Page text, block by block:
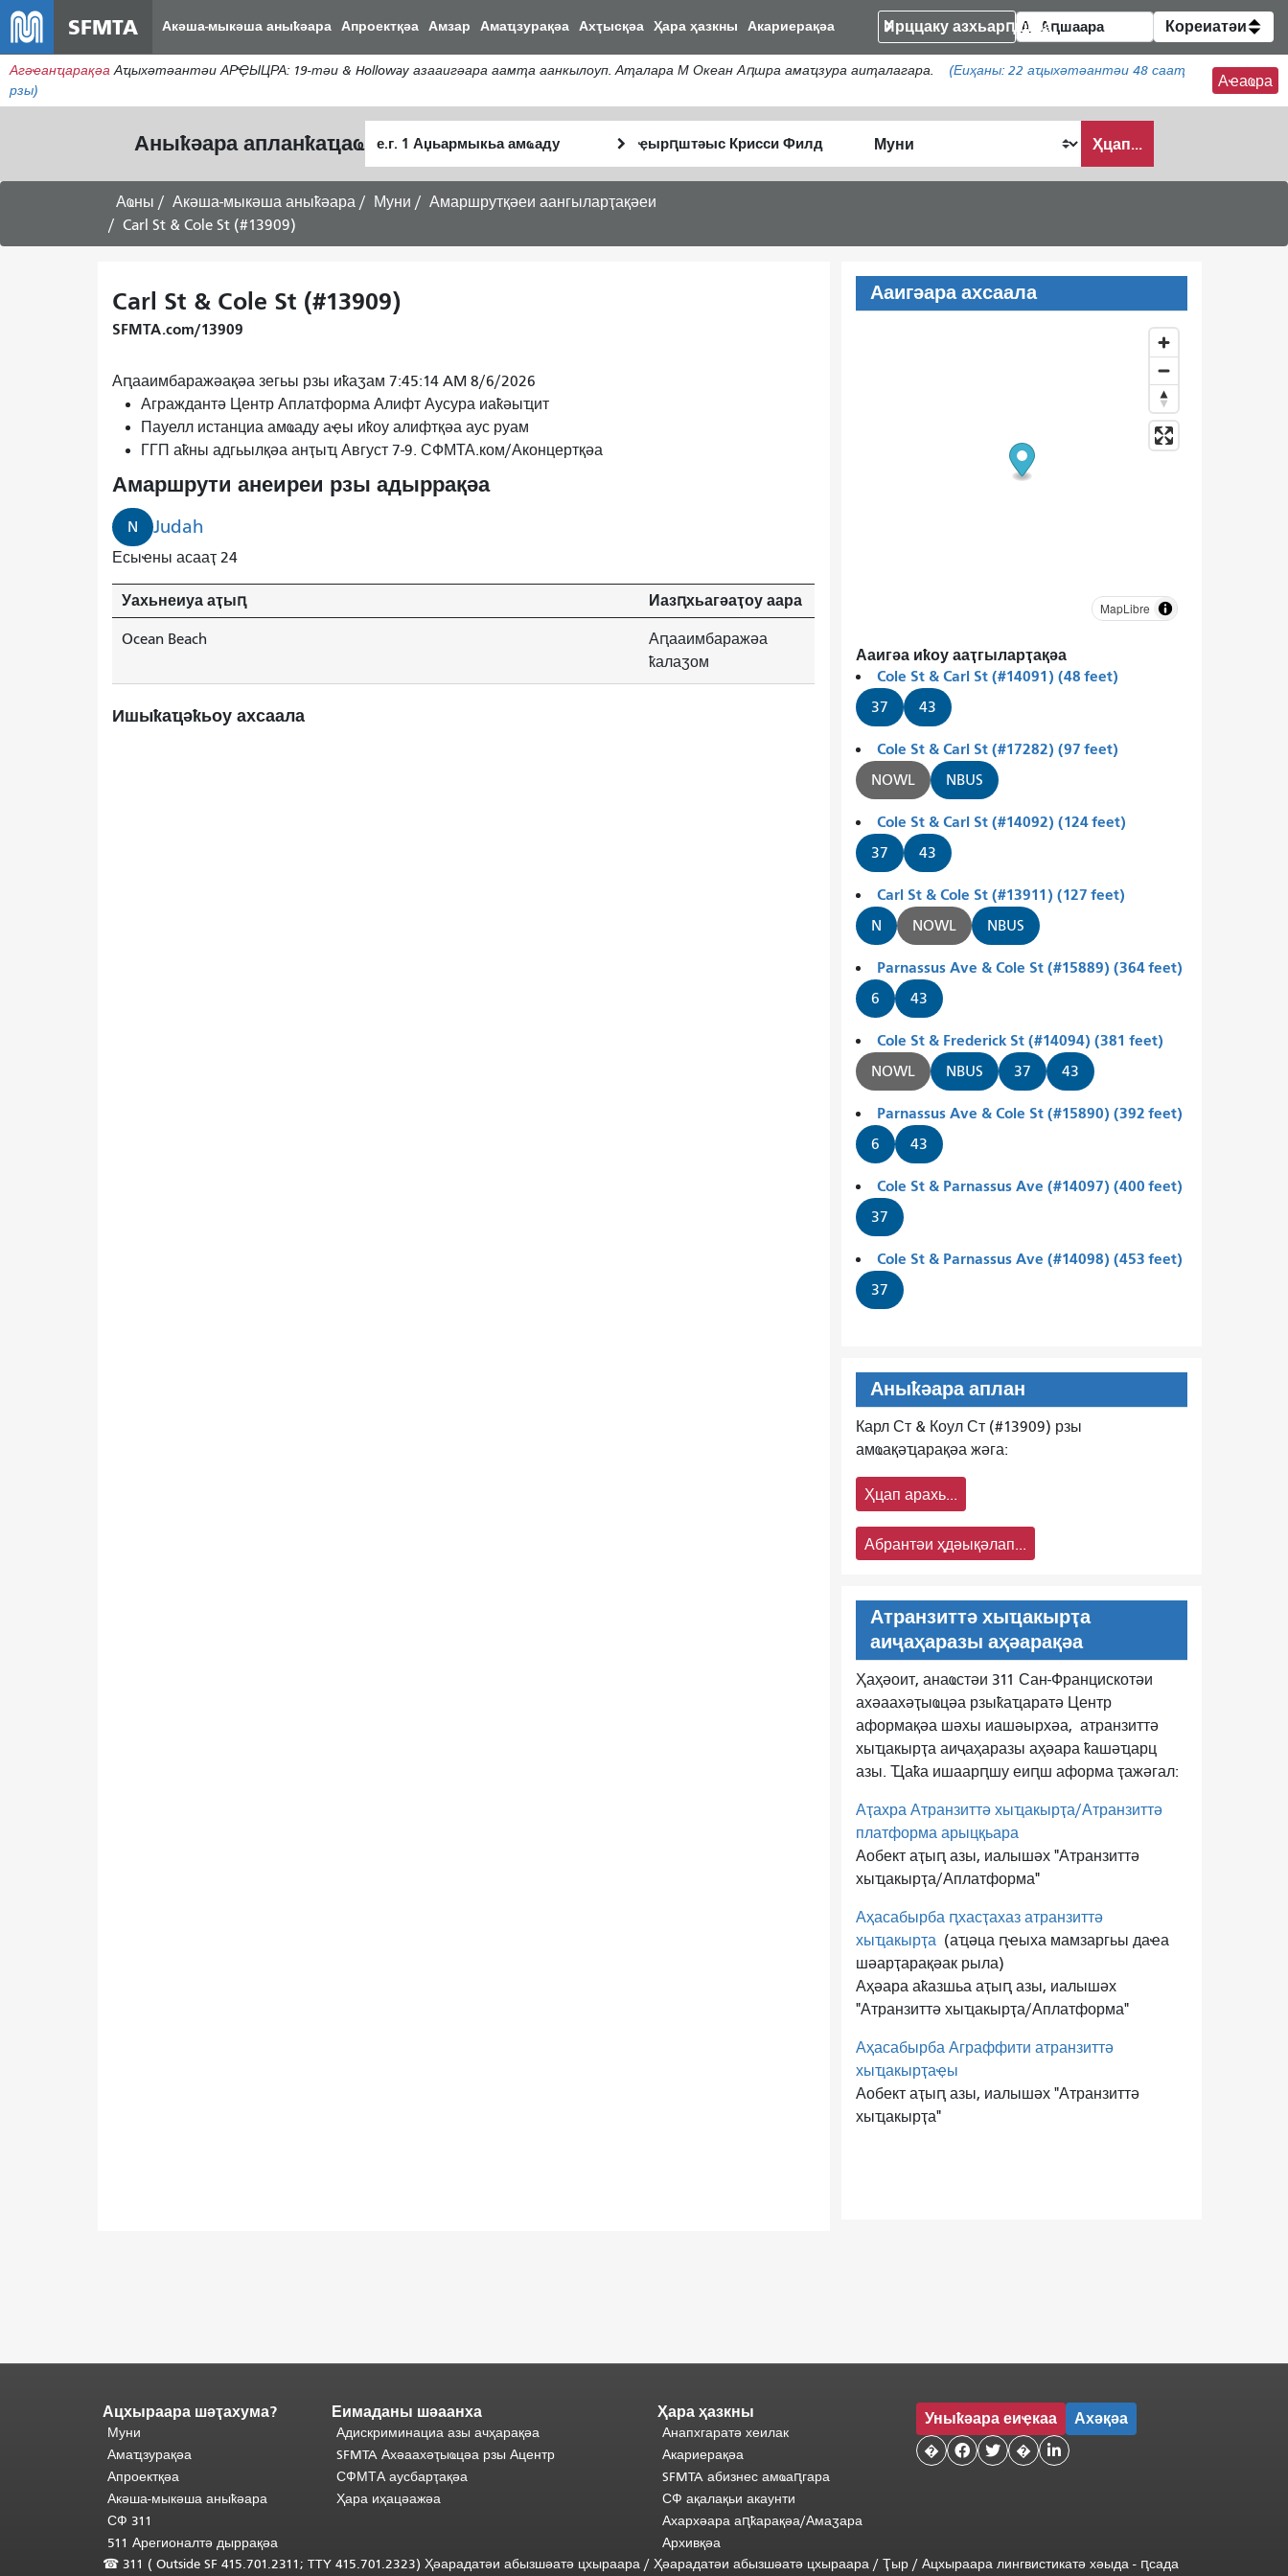
요
콘
텐
츠
건
뛰
SFMTA Акәша-мыкәша аныҟәара Апроектқәа Амзар Амаҵзурақәа Ахҭысқәа Ҳара ҳазкны Акариерақәа Ирццаку азхьарԥшқәа Кореиатәи
Агәҽанҵарақәа Аҵыхәтәантәи АРҾЫЦРА: 19-тәи & Holloway азааигәара аамҭа аанкылоуп. Аҭалара М Океан Аԥшра амаҵзура аиҭалагара. (Еиҳаны: 22 аҵыхәтәантәи 48 сааҭ
рзы)
Аҽаҩра
Аныҟәара апланҟаҵаҩҭыԥ
аҭыԥ
Аныҟәара
шԥасҭаху
Ҳцап...
Аҩны Акәша-мыкәша аныҟәара Муни
Амаршрутқәеи аангыларҭақәеи
Carl St & Cole St (#13909)
Carl St & Cole St (#13909)
SFMTA.com/13909
Аԥааимбаражәақәа зегьы рзы иҟаӡам 7:45:14 AM 8/6/2026
Аграждантә Центр Аплатформа Алифт Аусура иаҟәыҵит
Пауелл истанциа амҩаду аҿы иҟоу алифтқәа аус руам
ГГП аҟны адгьылқәа анҭыҵ Август 7-9. СФМТА.ком/Аконцертқәа
Амаршрути анеиреи рзы адыррақәа
N Judah
Есыҽны асааҭ 24
Уахьнеиуа аҭыԥ Иазԥхьагәаҭоу аара
Ocean Beach
Аԥааимбаражәа
ҟалаӡом
Ишыҟаҵәҟьоу ахсаала
Ааигәара ахсаала
MapLibre
Ааигәа иҟоу ааҭгыларҭақәа
Cole St & Carl St (#14091) (48 feet)
37 43
Cole St & Carl St (#17282) (97 feet)
NOWL NBUS
Cole St & Carl St (#14092) (124 feet)
37 43
Carl St & Cole St (#13911) (127 feet)
N NOWL NBUS
Parnassus Ave & Cole St (#15889) (364 feet)
6 43
Cole St & Frederick St (#14094) (381 feet)
NOWL NBUS 37 43
Parnassus Ave & Cole St (#15890) (392 feet)
6 43
Cole St & Parnassus Ave (#14097) (400 feet)
37
Cole St & Parnassus Ave (#14098) (453 feet)
37
Аныҟәара аплан
Карл Ст & Коул Ст (#13909) рзы
амҩақәҵарақәа жәга:
Ҳцап арахь...
Абрантәи ҳдәықәлап...
Атранзиттә хыҵакырҭа
аиҷаҳаразы аҳәарақәа
Ҳаҳәоит, анаҩстәи 311 Сан-Францискотәи
ахәаахәҭыҩцәа рзыҟаҵаратә Центр
аформақәа шәхы иашәырхәа, атранзиттә
хыҵакырҭа аиҷаҳаразы аҳәара ҟашәҵарц
азы. Ҵаҟа ишаарԥшу еиԥш аформа ҭажәгал:
Аҭахра Атранзиттә хыҵакырҭа/Атранзиттә
платформа арыцқьара
Аобект аҭыԥ азы, иалышәх "Атранзиттә
хыҵакырҭа/Аплатформа"
Аҳасабырба ԥхасҭахаз атранзиттә
хыҵакырҭа(аҵәца ԥҽыха мамзаргьы даҽа
шәарҭарақәак рыла)
Аҳәара аҟазшьа аҭыԥ азы, иалышәх
"Атранзиттә хыҵакырҭа/Аплатформа"
Аҳасабырба Аграффити атранзиттә
хыҵакырҭаҿы
Аобект аҭыԥ азы, иалышәх "Атранзиттә
хыҵакырҭа"
Адаҟьа
аҵакы
анҵәамҭа.Ари
адаҟьа
иаанхаз
даҟьацыԥхьаӡа
Аҵакы
Ацхыраара шәҭахума?
Муни
Амаҵзурақәа
Апроектқәа
Акәша-мыкәша аныҟәара
СФ 311
511 Арегионалтә дыррақәа
Еимаданы шәаанха
Адискриминациа азы ачҳарақәа
SFMTA Ахәаахәҭыҩцәа рзы Ацентр
СФМТА аусбарҭақәа
Ҳара иҳацәажәа
Ҳара ҳазкны
Анапхгаратә хеилак
Акариерақәа
SFMTA абизнес амҩаԥгара
СФ ақалақьи акаунти
Ахархәара аԥҟарақәа/Амаӡара
Архивқәа
Уныҟәара еиҿкаа Ахәқәа
�   � 
☎ 311 ( Outside SF 415.701.2311; TTY 415.701.2323) Ҳәарадатәи абызшәатә цхыраара / Ҳәарадатәи абызшәатә цхыраара / Ҭыр / Ацхыраара лингвистикатә хәыда - ԥсада